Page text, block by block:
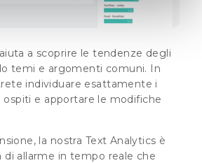
a scoprire le tendenze degli
temi e argomenti comuni. In
individuare esattamente i
ospiti e apportare le modifiche
la nostra Text Analytics è
di allarme in tempo reale che